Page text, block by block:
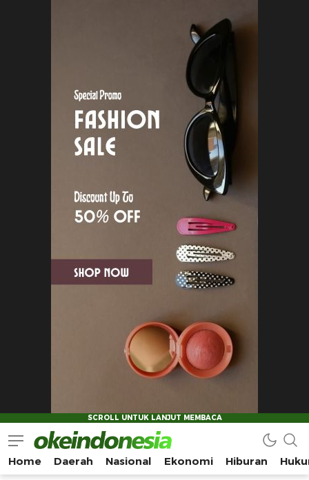
Okeindonesia.Online
Mengonlinekan Indonesia Secara Utuh
Home Daerah Nasional Ekonomi Hiburan